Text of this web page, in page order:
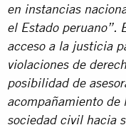
en instancias
el Estado peruano”.
acceso a la justicia
violaciones de
posibilidad de
acompañamiento de
sociedad civil hacia